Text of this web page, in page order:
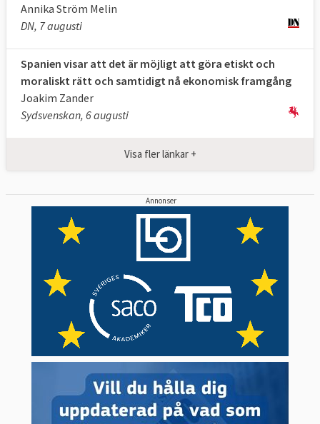
Annika Ström Melin
DN, 7 augusti
Spanien visar att det är möjligt att göra etiskt och
moraliskt rätt och samtidigt nå ekonomisk framgång
Joakim Zander
Sydsvenskan, 6 augusti
Visa fler länkar +
Annonser